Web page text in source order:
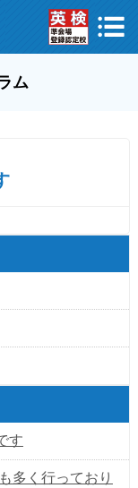
ム
す
多く行っており